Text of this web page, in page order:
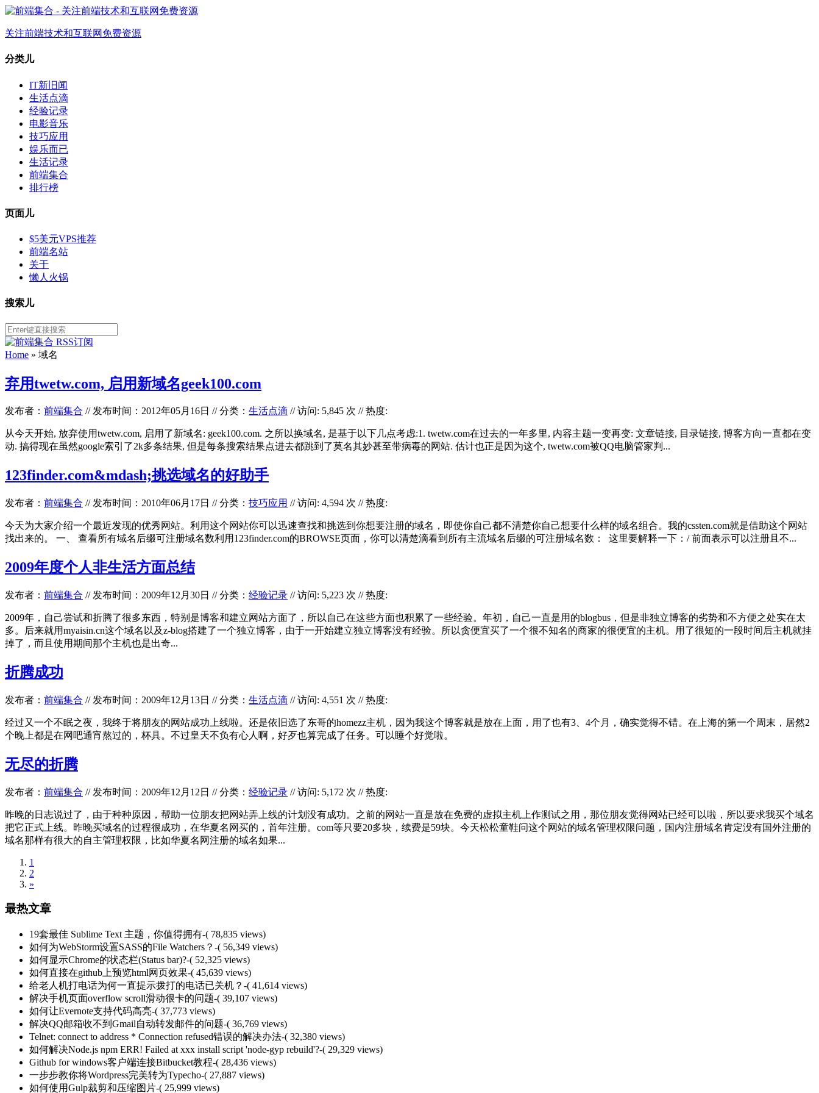
关注前端技术和互联网免费资源
分类儿
IT新旧闻
生活点滴
经验记录
电影音乐
技巧应用
娱乐而已
生活记录
前端集合
排行榜
页面儿
$5美元VPS推荐
前端名站
关于
懒人火锅
搜索儿
Home » 域名
弃用twetw.com, 启用新域名geek100.com
发布者： 前端集合 //发布时间：2012年05月16日 //分类： 生活点滴 // 访问: 5,845 次 // 热度:
从今天开始, 放弃使用twetw.com, 启用了新域名: geek100.com. 之所以换域名, 是基于以下几点考虑:1. twetw.com在过去的一年多里, 内容主题一变再变: 文章链接, 目录链接, 博客方向一直都在变
动. 搞得现在虽然google索引了2k多条结果, 但是每条搜索结果点进去都跳到了莫名其妙甚至带病毒的网站. 估计也正是因为这个, twetw.com被QQ电脑管家判...
123finder.com&mdash;挑选域名的好助手
发布者： 前端集合 // 发布时间：2010年06月17日 //分类： 技巧应用 // 访问: 4,594 次 // 热度:
今天为大家介绍一个最近发现的优秀网站。利用这个网站你可以迅速查找和挑选到你想要注册的域名，即使你自己都不清楚你自己想要什么样的域名组合。我的cssten.com就是借助这个网站
找出来的。 一、 查看所有域名后缀可注册域名数利用123finder.com的BROWSE页面，你可以清楚滴看到所有主流域名后缀的可注册域名数： 这里要解释一下：/ 前面表示可以注册且不...
2009年度个人非生活方面总结
发布者： 前端集合 // 发布时间：2009年12月30日 //分类： 经验记录 // 访问: 5,223 次 // 热度:
2009年，自己尝试和折腾了很多东西，特别是博客和建立网站方面了，所以自己在这些方面也积累了一些经验。年初，自己一直是用的blogbus，但是非独立博客的劣势和不方便之处实在太
多。后来就用myaisin.cn这个域名以及z-blog搭建了一个独立博客，由于一开始建立独立博客没有经验。所以贪便宜买了一个很不知名的商家的很便宜的主机。用了很短的一段时间后主机就挂
掉了，而且使用期间那个主机也是出奇...
折腾成功
发布者： 前端集合 // 发布时间：2009年12月13日 //分类： 生活点滴 // 访问: 4,551 次 // 热度:
经过又一个不眠之夜，我终于将朋友的网站成功上线啦。还是依旧选了东哥的homezz主机，因为我这个博客就是放在上面，用了也有3、4个月，确实觉得不错。在上海的第一个周末，居然2
个晚上都是在网吧通宵熬过的，杯具。不过皇天不负有心人啊，好歹也算完成了任务。可以睡个好觉啦。
无尽的折腾
发布者： 前端集合 // 发布时间：2009年12月12日 //分类： 经验记录 // 访问: 5,172 次 // 热度:
昨晚的日志说过了，由于种种原因，帮助一位朋友把网站弄上线的计划没有成功。之前的网站一直是放在免费的虚拟主机上作测试之用，那位朋友觉得网站已经可以啦，所以要求我买个域名
把它正式上线。昨晚买域名的过程很成功，在华夏名网买的，首年注册。com等只要20多块，续费是59块。今天松松童鞋问这个网站的域名管理权限问题，国内注册域名肯定没有国外注册的
域名那样有很大的自主管理权限，比如华夏名网注册的域名如果...
1
2
»
最热文章
19套最佳 Sublime Text 主题，你值得拥有-( 78,835 views)
如何为WebStorm设置SASS的File Watchers？ -( 56,349 views)
如何显示Chrome的状态栏(Status bar)?-( 52,325 views)
如何直接在github上预览html网页效果-( 45,639 views)
给老人机打电话为何一直提示拨打的电话已关机？ -( 41,614 views)
解决手机页面overflow scroll滑动很卡的问题-( 39,107 views)
如何让Evernote支持代码高亮-( 37,773 views)
解决QQ邮箱收不到Gmail自动转发邮件的问题-( 36,769 views)
Telnet: connect to address * Connection refused错误的解决办法-( 32,380 views)
如何解决Node.js npm ERR! Failed at xxx install script 'node-gyp rebuild'?-( 29,329 views)
Github for windows客户端连接Bitbucket教程-( 28,436 views)
一步步教你将Wordpress完美转为Typecho-( 27,887 views)
如何使用Gulp裁剪和压缩图片-( 25,999 views)